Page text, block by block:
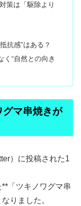
策は「駆除より
抗感”はある？
く“自然との向き
マ串焼きが
）に投稿された1
「ツキノワグマ串
りました。